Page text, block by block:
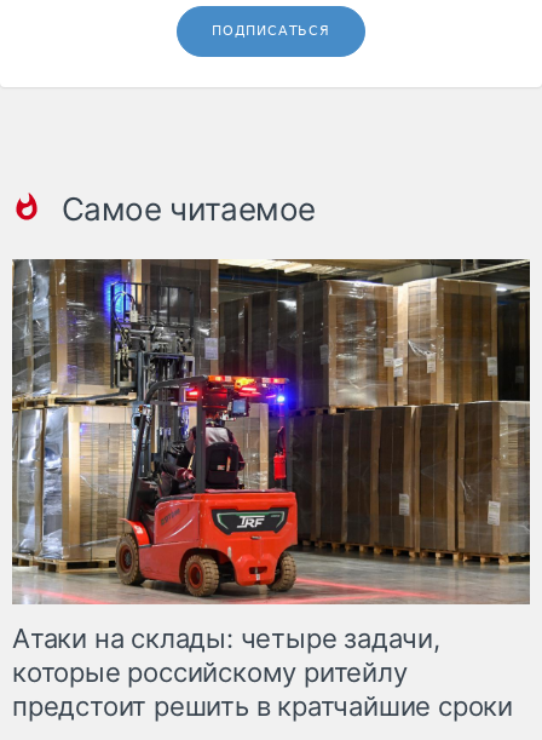
ПОДПИСАТЬСЯ
Самое читаемое
Атаки на склады: четыре задачи,
которые российскому ритейлу
предстоит решить в кратчайшие сроки